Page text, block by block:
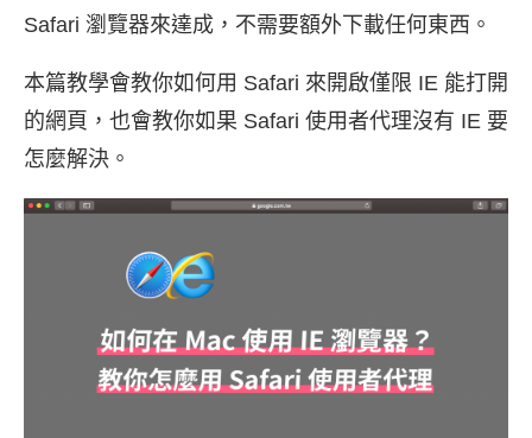
Safari 瀏覽器來達成，不需要額外下載任何東西。
本篇教學會教你如何用 Safari 來開啟僅限 IE 能打開
的網頁，也會教你如果 Safari 使用者代理沒有 IE 要
怎麼解決。